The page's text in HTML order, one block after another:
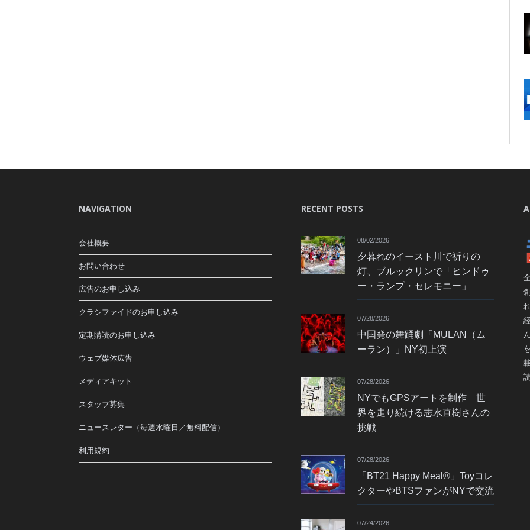
NAVIGATION
会社概要
お問い合わせ
広告のお申し込み
クラシファイドのお申し込み
定期購読のお申し込み
ウェブ媒体広告
メディアキット
スタッフ募集
ニュースレター（毎週水曜日／無料配信）
利用規約
RECENT POSTS
08/02/2026
夕暮れのイースト川で祈りの
灯、ブルックリンで「ヒンドゥ
ー・ランプ・セレモニー」
07/28/2026
中国発の舞踊劇「MULAN（ム
ーラン）」NY初上演
07/28/2026
NYでもGPSアートを制作 世
界を走り続ける志水直樹さんの
挑戦
07/28/2026
「BT21 Happy Meal®」Toyコレ
クターやBTSファンがNYで交流
07/24/2026